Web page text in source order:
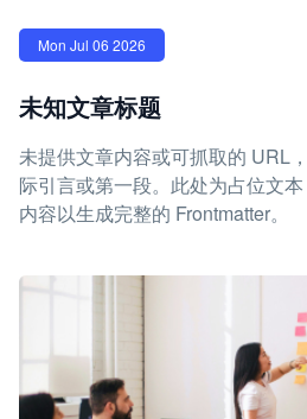
Mon Jul 06 2026
未知文章标题
未提供文章内容或可抓取的 URL
际引言或第一段。此处为占位文
内容以生成完整的 Frontmatter。